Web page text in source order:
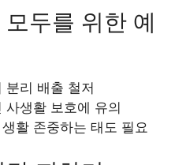
두를 위한 예
분리 배출 철저
생활 보호에 유의
활 존중하는 태도 필요